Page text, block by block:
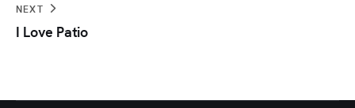
NEXT
I Love Patio